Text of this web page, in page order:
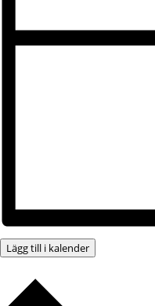
Lägg till i kalender